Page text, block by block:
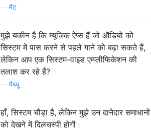
—मैट
मुझे यकीन है कि म्यूजिक ऐप्स हैं जो ऑडियो को
सिस्टम में पास करने से पहले गाने को बढ़ा सकते हैं,
लेकिन आप एक सिस्टम-वाइड एम्प्लीफिकेशन की
तलाश कर रहे हैं?
—मैथ्यू
हाँ, सिस्टम चौड़ा है, लेकिन मुझे उन दानेदार समाधानों
को देखने में दिलचस्पी होगी।